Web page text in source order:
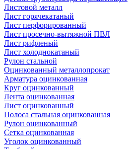
Листовой металл
Лист горячекатаный
Лист перфорированный
Лист просечно-вытяжной ПВЛ
Лист рифленый
Лист холоднокатаный
Рулон стальной
Оцинкованный металлопрокат
Арматура оцинкованная
Круг оцинкованный
Лента оцинкованная
Лист оцинкованный
Полоса стальная оцинкованная
Рулон оцинкованный
Сетка оцинкованная
Уголок оцинкованный